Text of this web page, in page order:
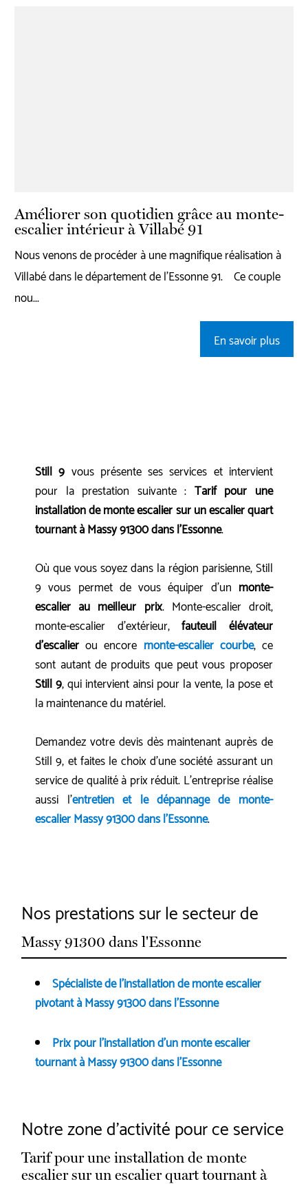
Améliorer son quotidien grâce au monte-
escalier intérieur à Villabé 91
Nous venons de procéder à une magnifique réalisation à
Villabé dans le département de l'Essonne 91. Ce couple
nou...
En savoir plus
Still 9 vous présente ses services et intervient
pour la prestation suivante : Tarif pour une
installation de monte escalier sur un escalier quart
tournant à Massy 91300 dans l'Essonne.
Où que vous soyez dans la région parisienne, Still
9 vous permet de vous équiper d'un monte-
escalier au meilleur prix. Monte-escalier droit,
monte-escalier d'extérieur,fauteuil élévateur
d'escalier ou encore monte-escalier courbe, ce
sont autant de produits que peut vous proposer
Still 9, qui intervient ainsi pour la vente, la pose et
la maintenance du matériel.
Demandez votre devis dès maintenant auprès de
Still 9, et faites le choix d'une société assurant un
service de qualité à prix réduit. L'entreprise réalise
aussi l'entretien et le dépannage de monte-
escalier Massy 91300 dans l'Essonne.
Nos prestations sur le secteur de
Massy 91300 dans l'Essonne
Spécialiste de l'installation de monte escalier
pivotant à Massy 91300 dans l'Essonne
Prix pour l'installation d'un monte escalier
tournant à Massy 91300 dans l'Essonne
Notre zone d'activité pour ce service
Tarif pour une installation de monte
escalier sur un escalier quart tournant à